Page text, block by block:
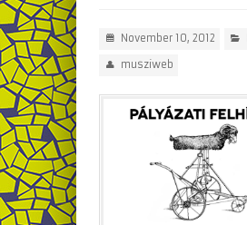
November 10, 2012
musziweb